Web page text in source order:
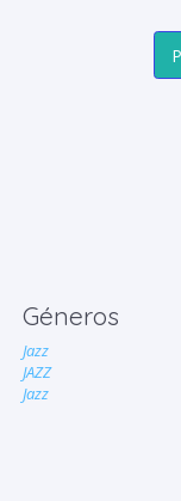
Géneros
Jazz
JAZZ
Jazz